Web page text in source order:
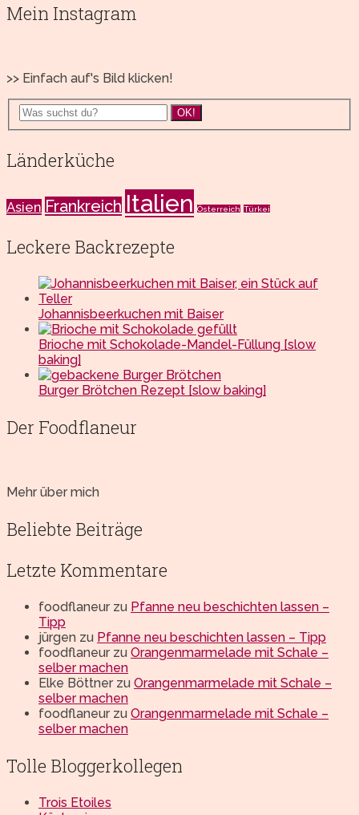
Mein Instagram
>> Einfach auf's Bild klicken!
OK!
Länderküche
Asien Frankreich Italien Österreich Türkei
Leckere Backrezepte
Johannisbeerkuchen mit Baiser
Brioche mit Schokolade-Mandel-Füllung [slow
baking]
Burger Brötchen Rezept [slow baking]
Der Foodflaneur
Mehr über mich
Beliebte Beiträge
Letzte Kommentare
foodflaneur zu Pfanne neu beschichten lassen –
Tipp
jürgen zu Pfanne neu beschichten lassen – Tipp
foodflaneur zu Orangenmarmelade mit Schale –
selber machen
Elke Böttner zu Orangenmarmelade mit Schale –
selber machen
foodflaneur zu Orangenmarmelade mit Schale –
selber machen
Tolle Bloggerkollegen
Trois Etoiles